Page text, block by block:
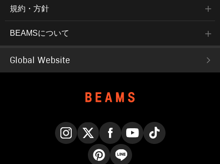
規約・方針
BEAMSについて
Global Website